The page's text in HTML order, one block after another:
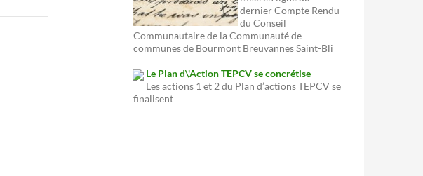
dernier Compte Rendu
du Conseil
Communautaire de la Communauté de
communes de Bourmont Breuvannes Saint-Bli
Le Plan d\'Action TEPCV se concrétise
Les actions 1 et 2 du Plan d’actions TEPCV se
finalisent